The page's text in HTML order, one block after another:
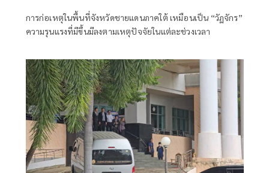
การก่อเหตุในพื้นที่จังหวัดชายแดนภาคใต้ เหมือนเป็น “วัฏจักร”
ความรุนแรงที่มีขึ้นมีลงตามเหตุปัจจัยในแต่ละช่วงเวลา